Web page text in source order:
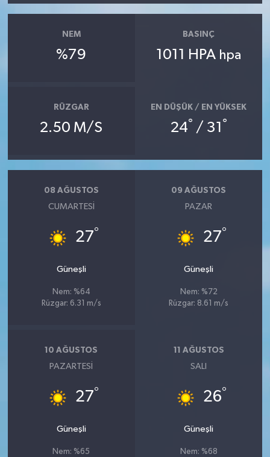
NEM
%79
BASINÇ
1011 HPA hpa
RÜZGAR
2.50 M/S
EN DÜŞÜK / EN YÜKSEK
24° / 31 °
08 AĞUSTOS
CUMARTESI
27°
Güneşli
Nem: %64
Rüzgar: 6.31 m/s
09 AĞUSTOS
PAZAR
27°
Güneşli
Nem: %72
Rüzgar: 8.61 m/s
10 AĞUSTOS
PAZARTESI
27°
Güneşli
Nem: %65
11 AĞUSTOS
SALI
26°
Güneşli
Nem: %68